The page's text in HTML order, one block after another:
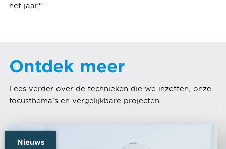
het jaar.”
Ontdek meer
Lees verder over de technieken die we inzetten, onze
focusthema’s en vergelijkbare projecten.
Nieuws